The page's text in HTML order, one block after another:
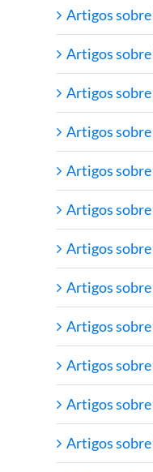
Artigos
Artigos
Artigos
Artigos
Artigos sobre
Artigos
Artigos
Artigos
Artigos
Artigos
Artigos
Artigos